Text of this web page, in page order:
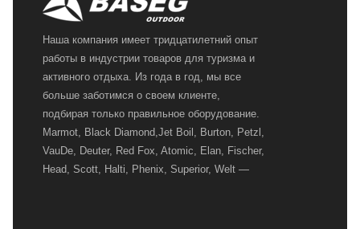
Наша компания имеет тридцатилетний опыт
работы в индустрии товаров для туризма и
активного отдыха. Из года в год, мы все
больше заботимся о своем клиенте,
подбирая только правильное оборудование.
Marmot, Black Diamond,Jet Boil, Burton, Petzl,
VauDe, Deuter, Red Fox, Atomic, Elan, Fischer,
Head, Scott, Halti, Phenix, Superior, Welt —